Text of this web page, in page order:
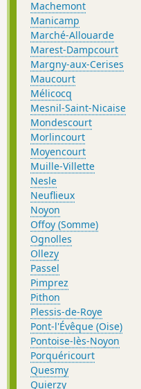
Machemont
Manicamp
Marché-Allouarde
Marest-Dampcourt
Margny-aux-Cerises
Maucourt
Mélicocq
Mesnil-Saint-Nicaise
Mondescourt
Morlincourt
Moyencourt
Muille-Villette
Nesle
Neuflieux
Noyon
Offoy (Somme)
Ognolles
Ollezy
Passel
Pimprez
Pithon
Plessis-de-Roye
Pont-l'Évêque (Oise)
Pontoise-lès-Noyon
Porquéricourt
Quesmy
Quierzy